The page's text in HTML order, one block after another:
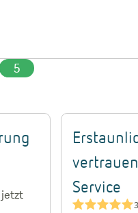
5
jetzt
Service
★★★★★